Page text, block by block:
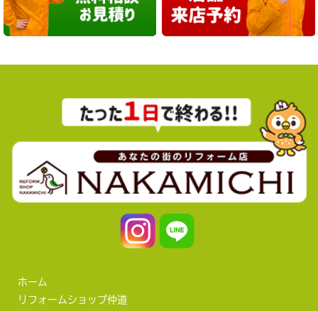
ホーム
リフォームショップ仲道